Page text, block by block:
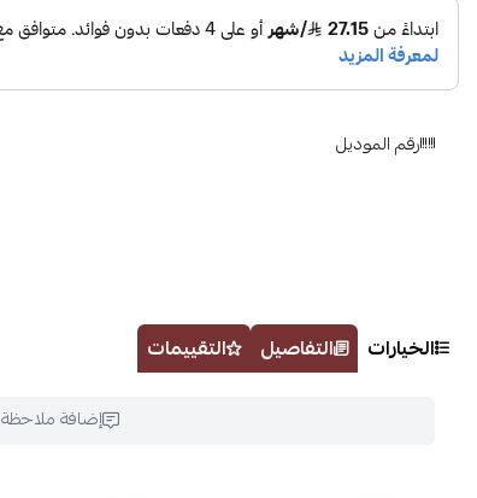
رقم الموديل
الخيارات التفاصيل التقييمات
إضافة ملاحظة